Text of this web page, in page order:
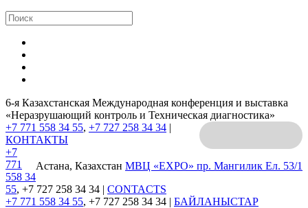
6-я Казахстанская Международная конференция и выставка
«Неразрушающий контроль и Техническая диагностика»
Астана, Казахстан МВЦ «EXPO» пр. Мангилик Ел. 53/1
+7 771 558 34 55, +7 727 258 34 34 |
КОНТАКТЫ
+7
771
558 34
55, +7 727 258 34 34 | CONTACTS
+7 771 558 34 55, +7 727 258 34 34 | БАЙЛАНЫСТАР